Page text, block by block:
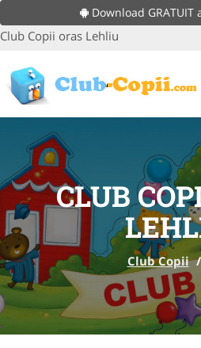
Download GRATUIT
Club Copii oras Lehliu
CLUB
Club Copii